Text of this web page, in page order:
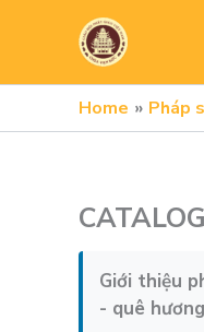
Home Pháp
Giới thiệu
- quê